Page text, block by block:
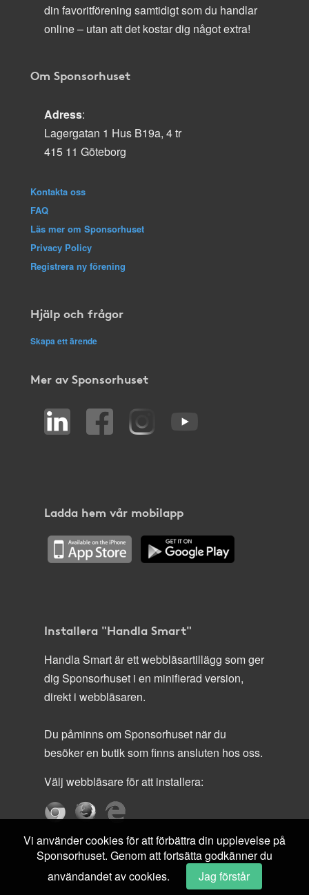
din favoritförening samtidigt som du handlar
online – utan att det kostar dig något extra!
Om Sponsorhuset
Adress:
Lagergatan 1 Hus B19a, 4 tr
415 11 Göteborg
Kontakta oss
FAQ
Läs mer om Sponsorhuset
Privacy Policy
Registrera ny förening
Hjälp och frågor
Skapa ett ärende
Mer av Sponsorhuset
Ladda hem vår mobilapp
Installera "Handla Smart"
Handla Smart är ett webbläsartillägg som ger
dig Sponsorhuset i en minifierad version,
direkt i webbläsaren.
Du påminns om Sponsorhuset när du
besöker en butik som finns ansluten hos oss.
Välj webbläsare för att installera:
Vi använder cookies för att förbättra din upplevelse på
Sponsorhuset. Genom att fortsätta godkänner du
användandet av cookies.
Jag förstår